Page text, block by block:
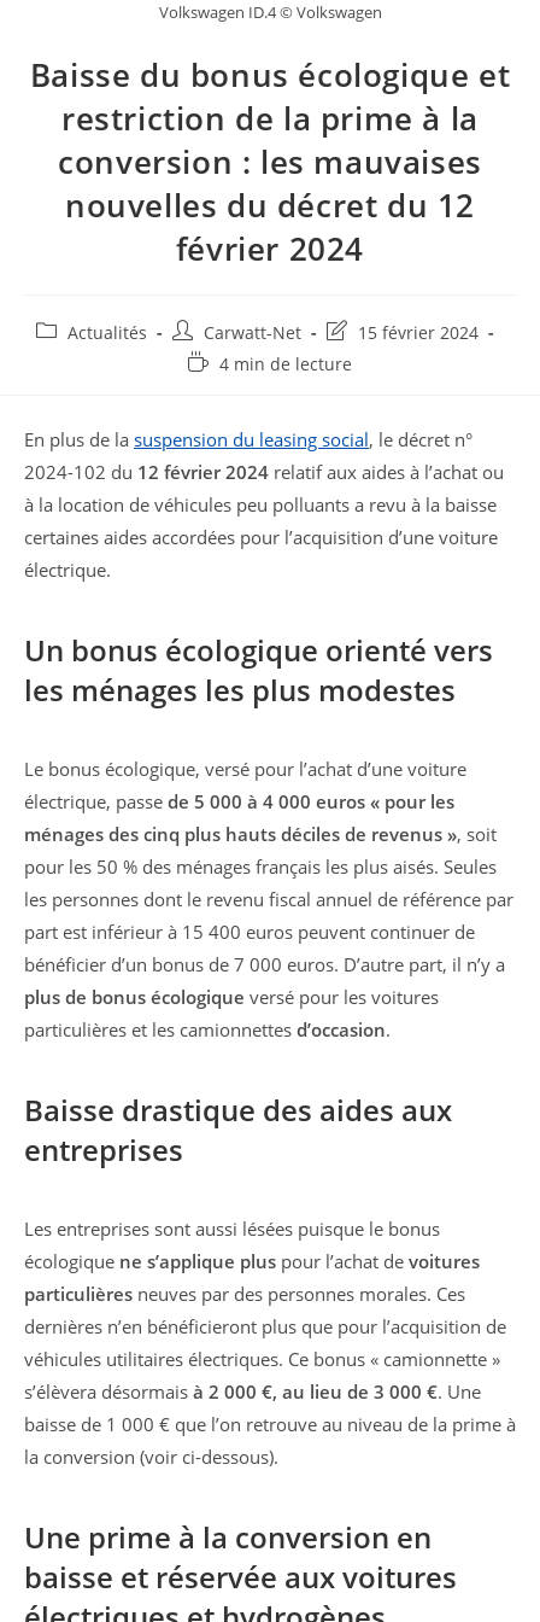
Volkswagen ID.4 © Volkswagen
Baisse du bonus écologique et
restriction de la prime à la
conversion : les mauvaises
nouvelles du décret du 12
février 2024
PostActualités
Auteur/autrice
de
Carwatt-Net
Dernière
modification
publication :
15 février 2024
Temps4 min de lecture
En plus de la suspension du leasing social, le décret n°
2024-102 du 12 février 2024 relatif aux aides à l’achat ou
à la location de véhicules peu polluants a revu à la baisse
certaines aides accordées pour l’acquisition d’une voiture
électrique.
Un bonus écologique orienté vers
les ménages les plus modestes
Le bonus écologique, versé pour l’achat d’une voiture
électrique, passe de 5 000 à 4 000 euros « pour les
ménages des cinq plus hauts déciles de revenus », soit
pour les 50 % des ménages français les plus aisés. Seules
les personnes dont le revenu fiscal annuel de référence par
part est inférieur à 15 400 euros peuvent continuer de
bénéficier d’un bonus de 7 000 euros. D’autre part, il n’y a
plus de bonus écologique versé pour les voitures
particulières et les camionnettes d’occasion.
Baisse drastique des aides aux
entreprises
Les entreprises sont aussi lésées puisque le bonus
écologique ne s’applique plus pour l’achat de voitures
particulières neuves par des personnes morales. Ces
dernières n’en bénéficieront plus que pour l’acquisition de
véhicules utilitaires électriques. Ce bonus « camionnette »
s’élèvera désormais à 2 000 €, au lieu de 3 000 €. Une
baisse de 1 000 € que l’on retrouve au niveau de la prime à
la conversion (voir ci-dessous).
Une prime à la conversion en
baisse et réservée aux voitures